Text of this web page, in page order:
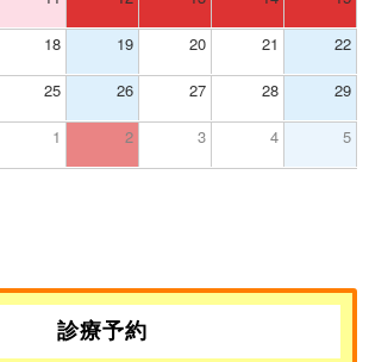
18 19 20 21 22
25 26 27 28 29
1 2 3 4 5
診療予約